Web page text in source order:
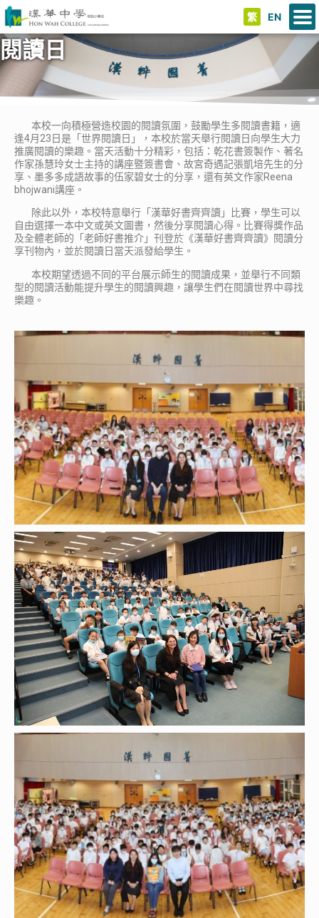
繁 EN
閱讀日
本校一向積極營造校園的閱讀氛圍，鼓勵學生多閱讀書籍，適
逢4月23日是「世界閱讀日」，本校於當天舉行閱讀日向學生大力
推廣閱讀的樂趣。當天活動十分精彩，包括：乾花書簽製作、著名
作家孫慧玲女士主持的講座暨簽書會、故宮奇遇記張凱培先生的分
享、墨多多成語故事的伍家碧女士的分享，還有英文作家Reena
bhojwani講座。
除此以外，本校特意舉行「漢華好書齊齊讀」比賽，學生可以
自由選擇一本中文或英文圖書，然後分享閱讀心得。比賽得獎作品
及全體老師的「老師好書推介」刊登於《漢華好書齊齊讀》閱讀分
享刊物內，並於閱讀日當天派發給學生。
本校期望透過不同的平台展示師生的閱讀成果，並舉行不同類
型的閱讀活動能提升學生的閱讀興趣，讓學生們在閱讀世界中尋找
樂趣。